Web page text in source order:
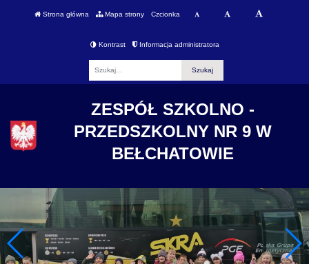
Strona główna Mapa strony Czcionka
Kontrast Informacja administratora
ZESPÓŁ SZKOLNO -
PRZEDSZKOLNY NR 9 W
BEŁCHATOWIE